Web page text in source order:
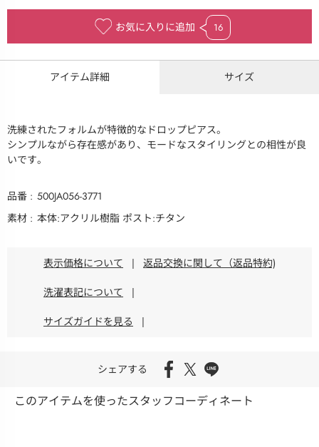
お気に入りに追加 16
アイテム詳細 サイズ
洗練されたフォルムが特徴的なドロップピアス。
シンプルながら存在感があり、モードなスタイリングとの相性が良
いです。
品番
500JA056-3771
素材
本体:アクリル樹脂 ポスト:チタン
表示価格について | 返品交換に関して（返品特約)
洗濯表記について |
サイズガイドを見る |
シェアする
このアイテムを使ったスタッフコーディネート